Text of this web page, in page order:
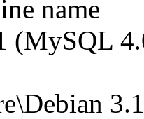
name
(MySQL